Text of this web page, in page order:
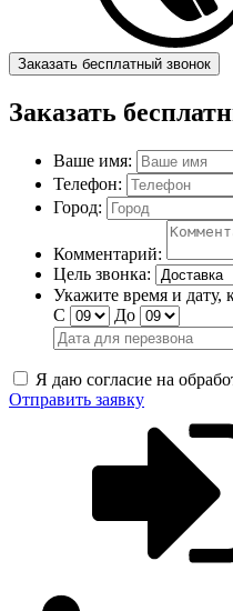
Заказать бесплатный звонок
Заказать
Ваше имя:
Телефон:
Город:
Комментарий:
Цель звонка:
Укажите время и дату,
С
До
Я даю согласие на
Отправить заявку